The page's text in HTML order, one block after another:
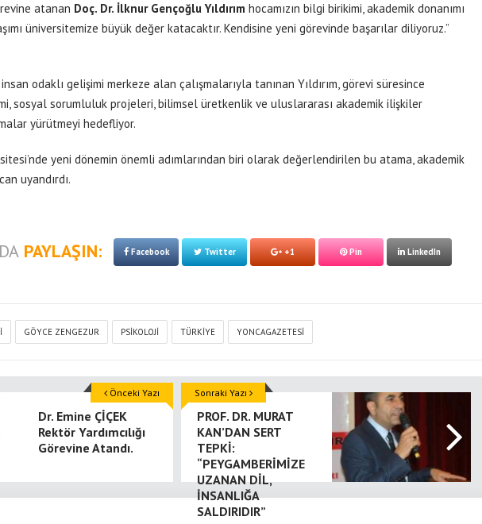
atanan Doç. Dr. İlknur Gençoğlu Yıldırım hocamızın bilgi birikimi, akademik donanımı
üniversitemize büyük değer katacaktır. Kendisine yeni görevinde başarılar diliyoruz.”
odaklı gelişimi merkeze alan çalışmalarıyla tanınan Yıldırım, görevi süresince
sosyal sorumluluk projeleri, bilimsel üretkenlik ve uluslararası akademik ilişkiler
yürütmeyi hedefliyor.
yeni dönemin önemli adımlarından biri olarak değerlendirilen bu atama, akademik
uyandırdı.
PAYLAŞIN: Facebook Twitter +1 Pin LinkedIn
GÖYCE ZENGEZUR PSIKOLOJI TÜRKIYE YONCAGAZETESI
Dr. Emine ÇİÇEK
Rektör Yardımcılığı
Görevine Atandı.
Önceki Yazı
PROF. DR. MURAT
KAN’DAN SERT
TEPKİ:
“PEYGAMBERİMİZE
UZANAN DİL,
İNSANLIĞA
SALDIRIDIR”
Sonraki Yazı